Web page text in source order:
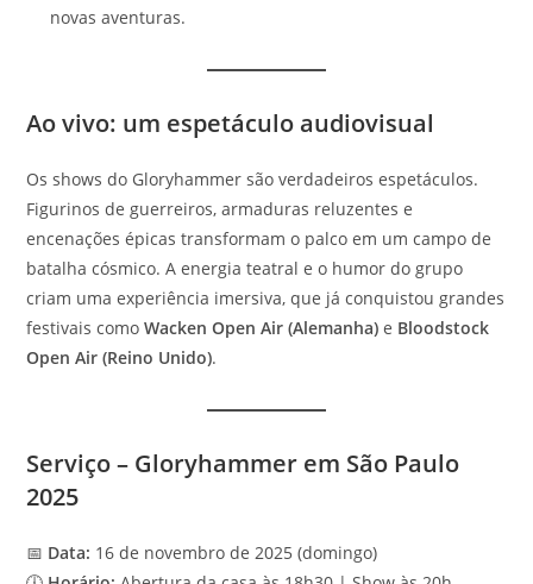
novas aventuras.
Ao vivo: um espetáculo audiovisual
Os shows do Gloryhammer são verdadeiros espetáculos.
Figurinos de guerreiros, armaduras reluzentes e
encenações épicas transformam o palco em um campo de
batalha cósmico. A energia teatral e o humor do grupo
criam uma experiência imersiva, que já conquistou grandes
festivais comoWacken Open Air (Alemanha) e Bloodstock
Open Air (Reino Unido).
Serviço – Gloryhammer em São Paulo
2025
📅 Data: 16 de novembro de 2025 (domingo)